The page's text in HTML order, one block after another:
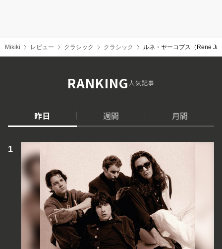
Mikiki レビュー クラシック クラシック ルネ・ヤーコプス（Rene
RANKING人気記事
昨日 週間 月間